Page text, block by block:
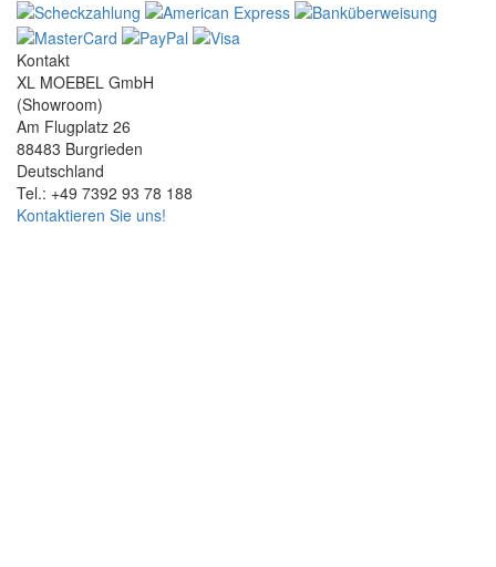
Kontakt
XL MOEBEL GmbH
(Showroom)
Am Flugplatz 26
88483 Burgrieden
Deutschland
Tel.: +49 7392 93 78 188
Kontaktieren Sie uns!